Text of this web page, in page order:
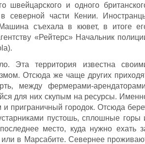
швейцарского и одного
северной части Кении.
съехала в кювет, в итоге
«Рейтерс» Начальник
Эта территория известна
Отсюда же чаще других
между фермерами-
для них скупым на ресурсы.
и приграничный городок. Отсюда
пустошь, сплошные горы
место, куда нужно ехать
в Марсабите. Севернее